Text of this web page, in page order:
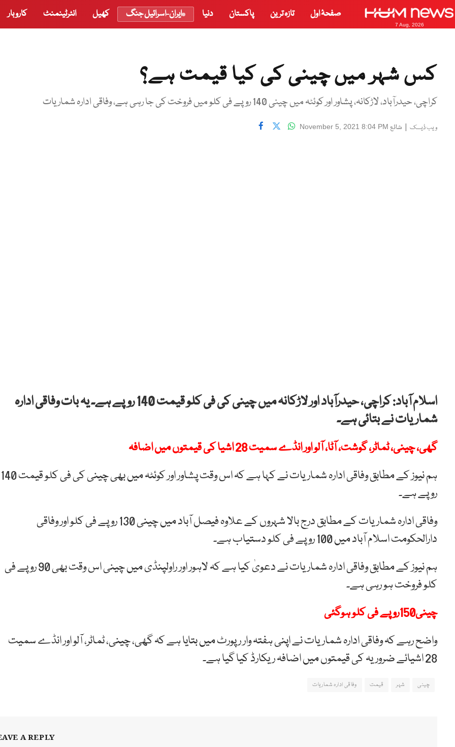
7 Aug, 2026
صفحۂ اول تازہ ترین پاکستان دنیا ایران-اسرائیل جنگ کھیل انٹرٹینمنٹ کاروبار
کس شہر میں چینی کی کیا قیمت ہے؟
کراچی، حیدرآباد، لاڑکانہ، پشاور اور کوئٹہ میں چینی 140 روپے فی کلو میں فروخت کی جا رہی ہے، وفاقی ادارہ شماریات
ویب ڈیسک | شائع November 5, 2021 8:04 PM
اسلام آباد: کراچی، حیدرآباد اور لاڑکانہ میں چینی کی فی کلو قیمت 140 روپے ہے۔ یہ بات وفاقی ادارہ
شماریات نے بتائی ہے۔
گھی، چینی، ٹماٹر، گوشت، آٹا، آلو اور انڈے سمیت 28 اشیا کی قیمتوں میں اضافہ
ہم نیوز کے مطابق وفاقی ادارہ شماریات نے کہا ہے کہ اس وقت پشاور اور کوئٹہ میں بھی چینی کی فی کلو قیمت 140
روپے ہے۔
وفاقی ادارہ شماریات کے مطابق درج بالا شہروں کے علاوہ فیصل آباد میں چینی 130 روپے فی کلو اور وفاقی
دارالحکومت اسلام آباد میں 100 روپے فی کلو دستیاب ہے۔
ہم نیوز کے مطابق وفاقی ادارہ شماریات نے دعویٰ کیا ہے کہ لاہور اور راولپنڈی میں چینی اس وقت بھی 90 روپے فی
کلو فروخت ہو رہی ہے۔
چینی150روپے فی کلو ہوگئی
واضح رہے کہ وفاقی ادارہ شماریات نے اپنی ہفتہ وار رپورٹ میں بتایا ہے کہ گھی، چینی، ٹماٹر، آلو اور انڈے سمیت
28 اشیائے ضروریہ کی قیمتوں میں اضافہ ریکارڈ کیا گیا ہے۔
چینی شہر قیمت وفاقی ادارہ شماریات
A REPLY